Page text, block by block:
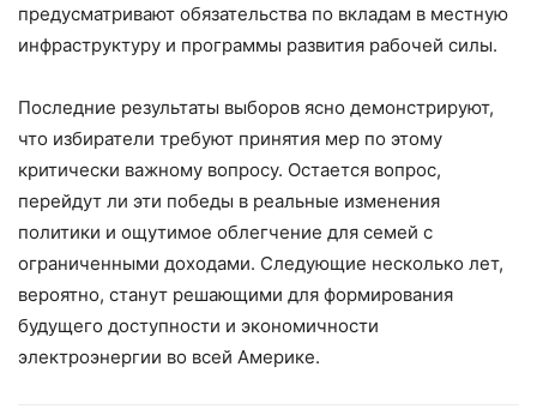
предусматривают обязательства по вкладам в местную
инфраструктуру и программы развития рабочей силы.
Последние результаты выборов ясно демонстрируют,
что избиратели требуют принятия мер по этому
критически важному вопросу. Остается вопрос,
перейдут ли эти победы в реальные изменения
политики и ощутимое облегчение для семей с
ограниченными доходами. Следующие несколько лет,
вероятно, станут решающими для формирования
будущего доступности и экономичности
электроэнергии во всей Америке.